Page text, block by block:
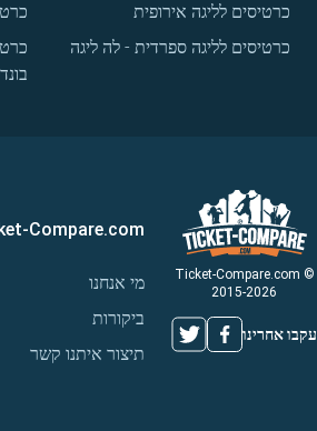
כרטיסים לליגה אירופית
כרטיסים לליגה ספרדית - לה ליגה
© Ticket-Compare.com
2015-2026
עקבו אחרינו
Compare.com
מי אנחנו
ביקורות
תיצור איתנו קשר